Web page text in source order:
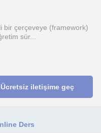
bir çerçeveye (framework)
sür...
Ücretsiz iletişime geç
Ders